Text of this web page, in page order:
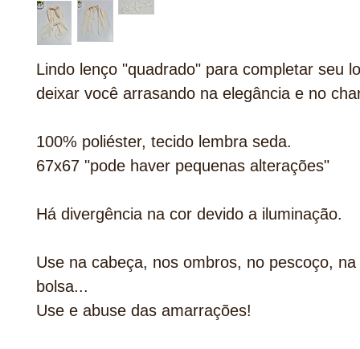
Lindo lenço "quadrado" para completar seu
deixar você arrasando na elegância e no
100% poliéster, tecido lembra seda.
67x67 "pode haver pequenas alterações"
Há divergência na cor devido a iluminação.
Use na cabeça, nos ombros, no pescoço,
bolsa...
Use e abuse das amarrações!